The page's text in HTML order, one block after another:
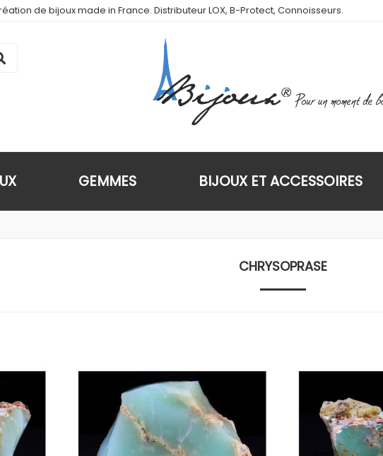
de bijoux made in France. Distributeur LOX, B-Protect, Connoisseurs.
GEMMES BIJOUX ET ACCESSOIRES
CHRYSOPRASE